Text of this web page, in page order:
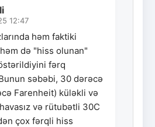
12:47
həm faktiki
də "hiss olunan"
fərq
səbəbi, 30 dərəcə
Farenheit) küləkli və
və rütubətli 30C
çox fərqli hiss